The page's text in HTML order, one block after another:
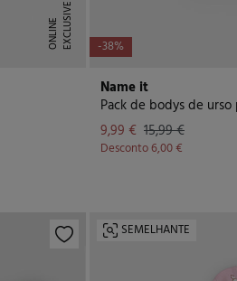
E
X
C
L
U
S I
V
E
O
N
L
I
N
E -38%
Name it
9,99 € 15,99 €
Desconto6,00 €
SEMELHANTE